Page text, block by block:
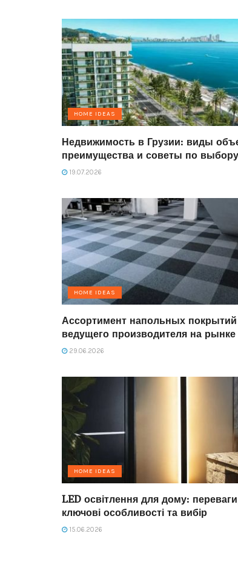
HOME IDEAS
Недвижимость в Грузии: виды
преимущества и советы по выбору
19.07.2026
HOME IDEAS
Ассортимент напольных покрытий
ведущего производителя на
29.06.2026
HOME IDEAS
LED освітлення для дому:
ключові особливості та вибір
15.06.2026